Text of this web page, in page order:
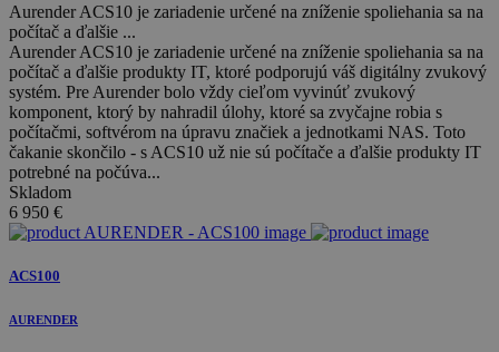
Aurender ACS10 je zariadenie určené na zníženie spoliehania sa na
počítač a ďalšie ...
Aurender ACS10 je zariadenie určené na zníženie spoliehania sa na
počítač a ďalšie produkty IT, ktoré podporujú váš digitálny zvukový
systém. Pre Aurender bolo vždy cieľom vyvinúť zvukový
komponent, ktorý by nahradil úlohy, ktoré sa zvyčajne robia s
počítačmi, softvérom na úpravu značiek a jednotkami NAS. Toto
čakanie skončilo - s ACS10 už nie sú počítače a ďalšie produkty IT
potrebné na počúva...
Skladom
6 950 €
ACS100
AURENDER